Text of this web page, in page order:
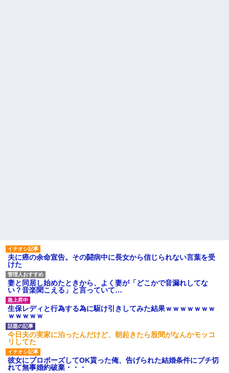
私「初めて飲む味だけどなん
のお茶？」彼「ちっ！」私「」
【GIF】JSのカンチョーワロ
タ
後続車にクラクションを鳴ら
され彼氏が逆切れ。「何クラク
ション鳴らしてんだ！降りてこ
いよ！」と怒鳴りだし...
【衝撃】報酬100万円超の治験
募集がこちらｗｗｗｗｗ(※画像
あり)
【ネット騒然】惨殺されたタ
ワマン頂き女子のこの動画、す
げえええええｗｗｗｗｗｗｗｗ
ｗｗｗ
夫に癌の余命宣告。その闘病中に長女から信じられない言葉を受
けた
妻と同居し始めたときから、よく妻が「どこかで音漏れしてな
い？音楽聞こえる」と言っていて…
生保レディと行為する為に駆け引きしてみた結果ｗｗｗｗｗｗｗ
ｗｗｗｗｗ
今日夫の実家に泊ったんだけど、朝起きたら股間がなんかモッコ
リしてた
彼女にプロポーズしてOK貰った俺、告げられた結婚条件にブチ切
れて無事婚約破棄・・・